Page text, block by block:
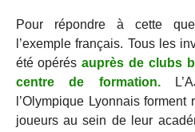
Pour répondre à cette
l’exemple français. Tous les
été opérésauprès de clubs
centre de formation.
l’Olympique Lyonnais forment
joueurs au sein de leur